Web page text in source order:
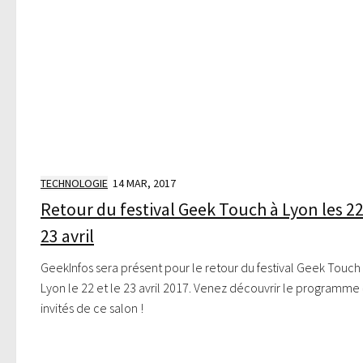
TECHNOLOGIE 14 MAR, 2017
Retour du festival Geek Touch à Lyon les
23 avril
GeekInfos sera présent pour le retour du festival Geek Touch
Lyon le 22 et le 23 avril 2017. Venez découvrir le
invités de ce salon !